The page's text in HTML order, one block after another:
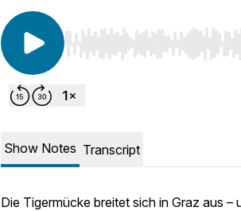
Use Left/Right to seek, Home/
Show Notes Transcript
Die Tigermücke breitet sich in Graz aus –